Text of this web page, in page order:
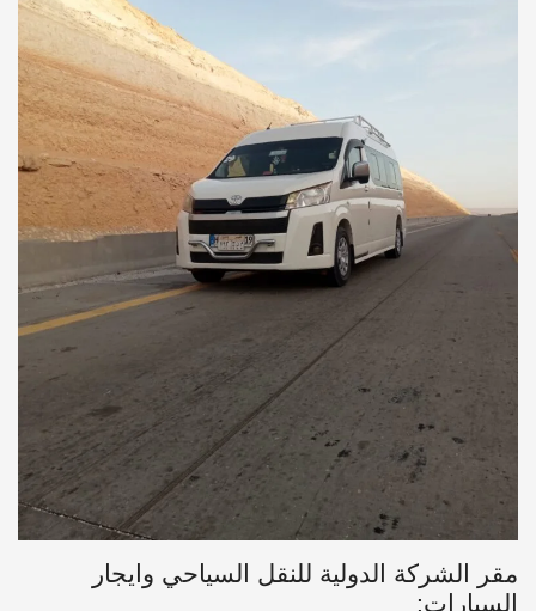
مقر الشركة الدولية للنقل السياحي وايجار
السيارات: